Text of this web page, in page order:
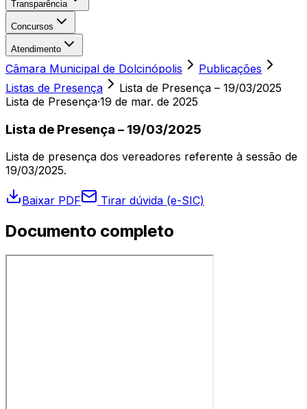
Transparência
Concursos
Atendimento
Câmara Municipal de Dolcinópolis
Publicações
Listas de Presença
Lista de Presença – 19/03/2025
Lista de Presença·19 de mar. de 2025
Lista de Presença – 19/03/2025
Lista de presença dos vereadores referente à sessão de
19/03/2025.
Baixar PDF Tirar dúvida (e-SIC)
Documento completo